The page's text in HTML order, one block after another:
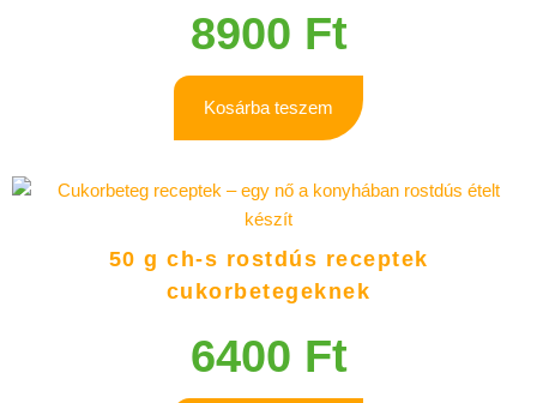
8900 Ft
Kosárba teszem
50 g ch-s rostdús receptek
cukorbetegeknek
6400 Ft